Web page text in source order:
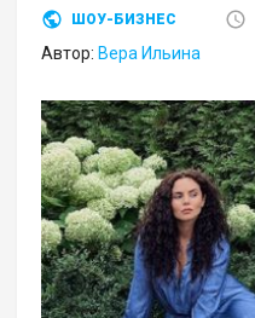
ШОУ-БИЗНЕС
Автор: Вера Ильина